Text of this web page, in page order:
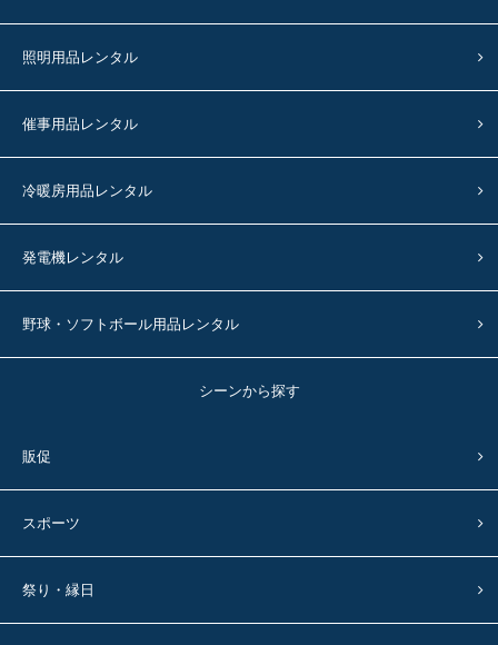
照明用品レンタル
催事用品レンタル
冷暖房用品レンタル
発電機レンタル
野球・ソフトボール用品レンタル
シーンから探す
販促
スポーツ
祭り・縁日